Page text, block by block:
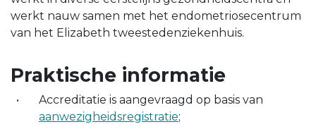
werkt nauw samen met het endometriosecentrum
van het Elizabeth tweestedenziekenhuis.
Praktische informatie
Accreditatie is aangevraagd op basis van
aanwezigheidsregistratie;